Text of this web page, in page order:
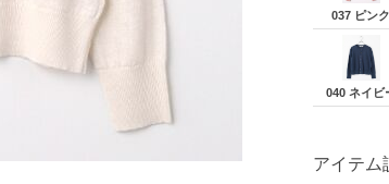
037 ピンク
040 ネイビ
アイテム